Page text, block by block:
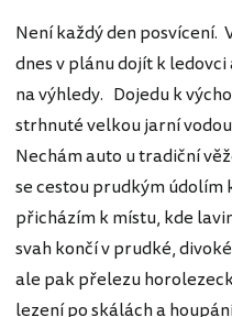
Není každý den
dnes v plánu dojít k
na výhledy. Dojedu k
strhnuté velkou jarní
Nechám auto u tradiční
se cestou prudkým údolím
přicházím k místu, kde
svah končí v prudké,
ale pak přelezu
lezení po skálách a